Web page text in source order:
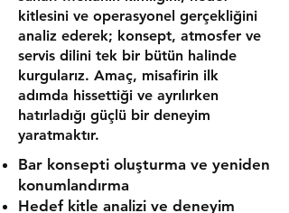
kitlesini ve operasyonel gerçekliğini
analiz ederek; konsept, atmosfer ve
servis dilini tek bir bütün halinde
kurgularız. Amaç, misafirin ilk
adımda hissettiği ve ayrılırken
hatırladığı güçlü bir deneyim
yaratmaktır.
Bar konsepti oluşturma ve yeniden
konumlandırma
Hedef kitle analizi ve deneyim